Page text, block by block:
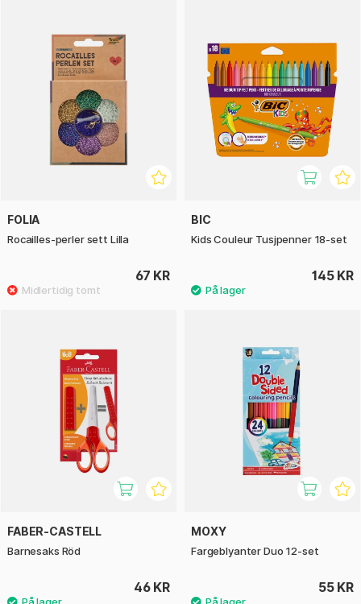
FOLIA
Rocailles-perler sett Lilla
67 KR
BIC
Kids Couleur Tusjpenner 18-set
145 KR
FABER-CASTELL
Barnesaks Röd
46 KR
MOXY
Fargeblyanter Duo 12-set
55 KR